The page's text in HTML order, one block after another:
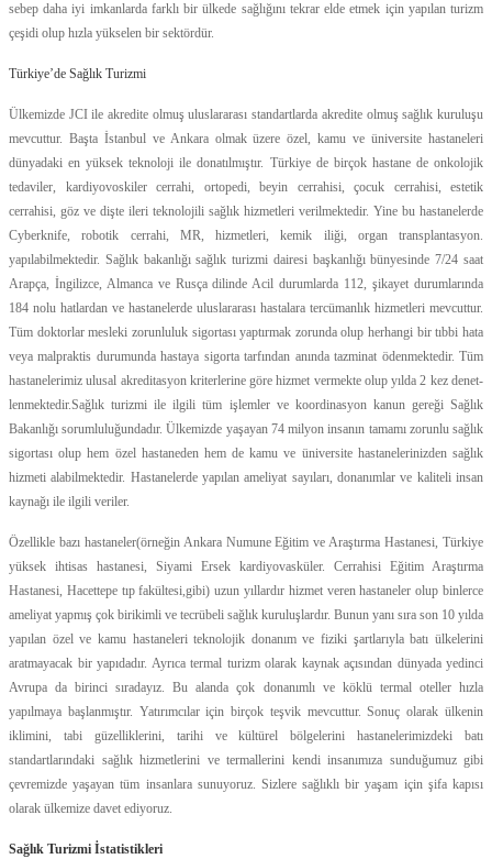
sebep daha iyi imkanlarda farklı bir ülkede sağlığını tekrar elde etmek için yapılan turizm
çeşidi olup hızla yükselen bir sektördür.
Türkiye’de Sağlık Turizmi
Ülkemizde JCI ile akredite olmuş uluslararası standartlarda akredite olmuş sağlık kuruluşu
mevcuttur. Başta İstanbul ve Ankara olmak üzere özel, kamu ve üniversite hastaneleri
dünyadaki en yüksek teknoloji ile donatılmıştır. Türkiye de birçok hastane de onkolojik
tedaviler, kardiyovoskiler cerrahi, ortopedi, beyin cerrahisi, çocuk cerrahisi, estetik
cerrahisi, göz ve dişte ileri teknolojili sağlık hizmetleri verilmektedir. Yine bu hastanelerde
Cyberknife, robotik cerrahi, MR, hizmetleri, kemik iliği, organ transplantasyon.
yapılabilmektedir. Sağlık bakanlığı sağlık turizmi dairesi başkanlığı bünyesinde 7/24 saat
Arapça, İngilizce, Almanca ve Rusça dilinde Acil durumlarda 112, şikayet durumlarında
184 nolu hatlardan ve hastanelerde uluslararası hastalara tercümanlık hizmetleri mevcuttur.
Tüm doktorlar mesleki zorunluluk sigortası yaptırmak zorunda olup herhangi bir tıbbi hata
veya malpraktis durumunda hastaya sigorta tarfından anında tazminat ödenmektedir. Tüm
hastanelerimiz ulusal akreditasyon kriterlerine göre hizmet vermekte olup yılda 2 kez denet-
lenmektedir.Sağlık turizmi ile ilgili tüm işlemler ve koordinasyon kanun gereği Sağlık
Bakanlığı sorumluluğundadır. Ülkemizde yaşayan 74 milyon insanın tamamı zorunlu sağlık
sigortası olup hem özel hastaneden hem de kamu ve üniversite hastanelerinizden sağlık
hizmeti alabilmektedir. Hastanelerde yapılan ameliyat sayıları, donanımlar ve kaliteli insan
kaynağı ile ilgili veriler.
Özellikle bazı hastaneler(örneğin Ankara Numune Eğitim ve Araştırma Hastanesi, Türkiye
yüksek ihtisas hastanesi, Siyami Ersek kardiyovasküler. Cerrahisi Eğitim Araştırma
Hastanesi, Hacettepe tıp fakültesi,gibi) uzun yıllardır hizmet veren hastaneler olup binlerce
ameliyat yapmış çok birikimli ve tecrübeli sağlık kuruluşlardır. Bunun yanı sıra son 10 yılda
yapılan özel ve kamu hastaneleri teknolojik donanım ve fiziki şartlarıyla batı ülkelerini
aratmayacak bir yapıdadır. Ayrıca termal turizm olarak kaynak açısından dünyada yedinci
Avrupa da birinci sıradayız. Bu alanda çok donanımlı ve köklü termal oteller hızla
yapılmaya başlanmıştır. Yatırımcılar için birçok teşvik mevcuttur. Sonuç olarak ülkenin
iklimini, tabi güzelliklerini, tarihi ve kültürel bölgelerini hastanelerimizdeki batı
standartlarındaki sağlık hizmetlerini ve termallerini kendi insanımıza sunduğumuz gibi
çevremizde yaşayan tüm insanlara sunuyoruz. Sizlere sağlıklı bir yaşam için şifa kapısı
olarak ülkemize davet ediyoruz.
Sağlık Turizmi İstatistikleri